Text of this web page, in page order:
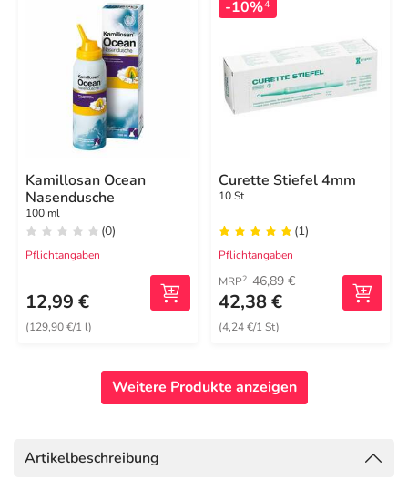
Kamillosan Ocean
Nasendusche
100 ml
(0)
Pflichtangaben
12,99 €
(129,90 €/1 l)
-10%4
Curette Stiefel 4mm
10 St
(1)
Pflichtangaben
MRP2 46,89 €
42,38 €
(4,24 €/1 St)
Weitere Produkte anzeigen
Artikelbeschreibung